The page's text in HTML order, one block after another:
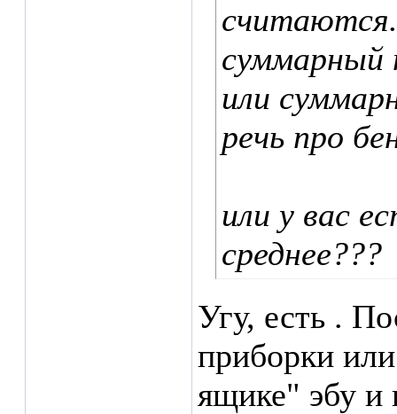
суммарный
или
речь про
или у вас
среднее???
Угу, есть .
приборки
ящике" эбу и